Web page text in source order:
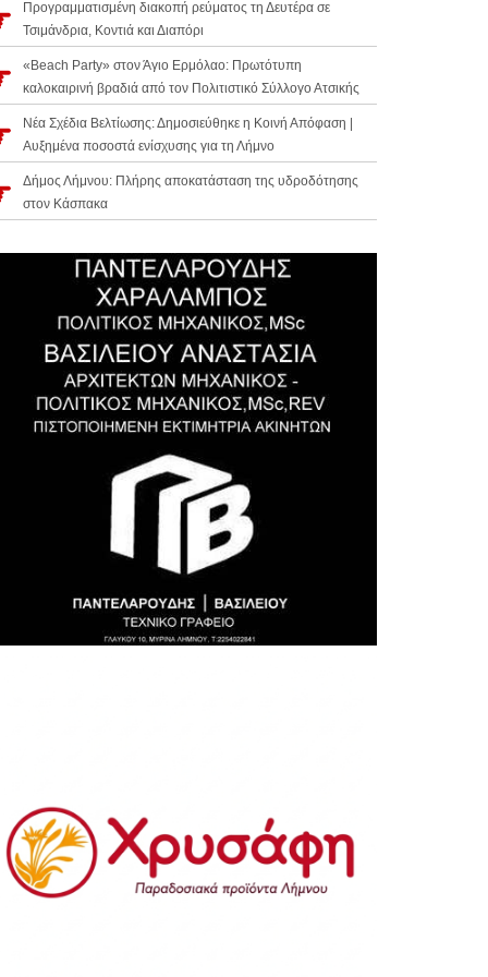
Προγραμματισμένη διακοπή ρεύματος τη Δευτέρα σε
Τσιμάνδρια, Κοντιά και Διαπόρι
«Beach Party» στον Άγιο Ερμόλαο: Πρωτότυπη
καλοκαιρινή βραδιά από τον Πολιτιστικό Σύλλογο Ατσικής
Νέα Σχέδια Βελτίωσης: Δημοσιεύθηκε η Κοινή Απόφαση |
Αυξημένα ποσοστά ενίσχυσης για τη Λήμνο
Δήμος Λήμνου: Πλήρης αποκατάσταση της υδροδότησης
στον Κάσπακα